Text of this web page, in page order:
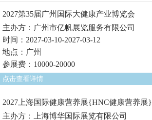
2027第35届广州国际大健康产业博览会
主办方：广州市亿帆展览服务有限公司
时间：2027-03-10-2027-03-12
地点：广州
参展费：10000-20000
点击查看详情
2027上海国际健康营养展{HNC健康营养展}
主办方：上海博华国际展览有限公司